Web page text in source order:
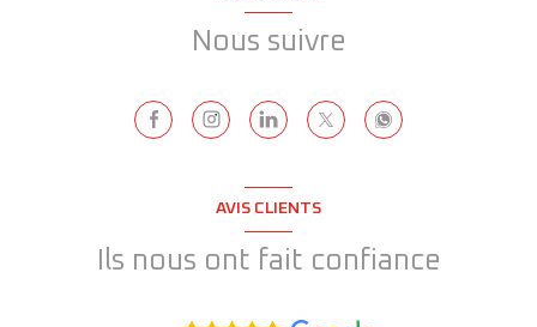
Nous suivre
AVIS CLIENTS
Ils nous ont fait confiance